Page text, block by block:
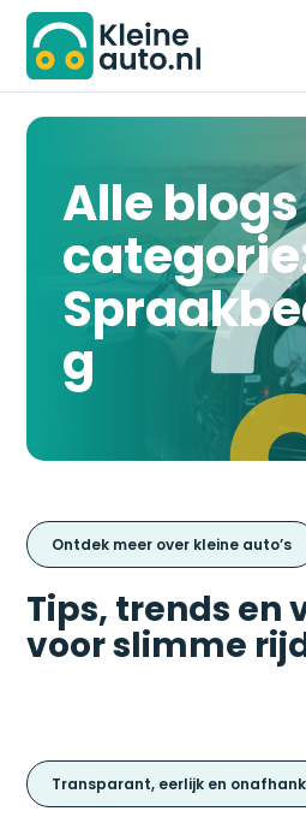
Alle
g
Ontdek meer over kleine auto’s
Tips, trends en
voor slimme
Transparant, eerlijk en